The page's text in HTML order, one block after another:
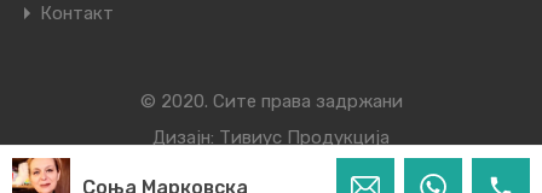
Контакт
© 2020. Сите права задржани
Дизајн: Тивиус Продукција
Соња Марковска